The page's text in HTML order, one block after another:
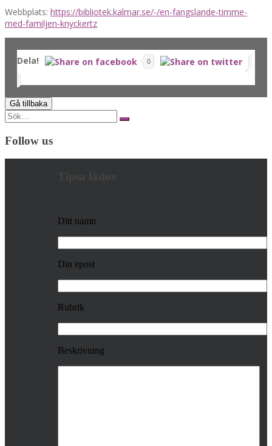
Webbplats: https://bibliotek.kalmar.se/-/en-fangslande-timme-
med-familjen-knyckertz
Dela! 0
Search
for:
Follow us
Ditt namn
Din epost
Rubrik
Beskrivning